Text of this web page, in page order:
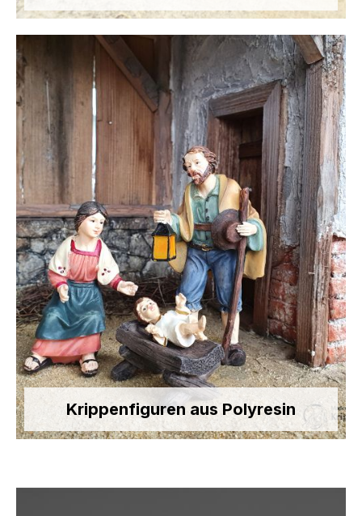
Krippenfiguren aus Polyresin